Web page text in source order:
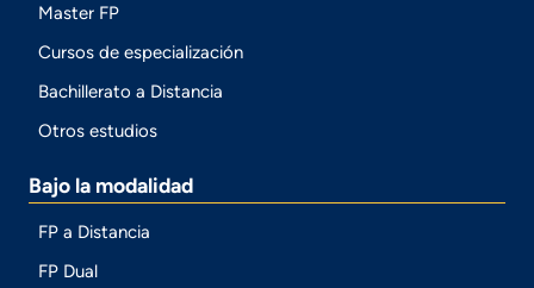
Master FP
Cursos de especialización
Bachillerato a Distancia
Otros estudios
Bajo la modalidad
FP a Distancia
FP Dual